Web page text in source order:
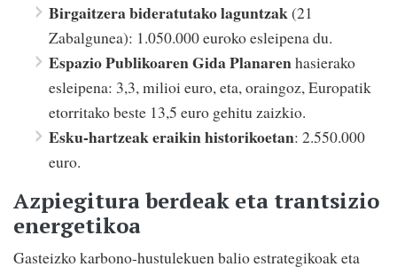
Birgaitzera bideratutako laguntzak(21
Zabalgunea): 1.050.000 euroko esleipena du.
Espazio Publikoaren Gida Planarenhasierako
esleipena: 3,3, milioi euro, eta, oraingoz, Europatik
etorritako beste 13,5 euro gehitu zaizkio.
Esku-hartzeak eraikin historikoetan: 2.550.000
euro.
Azpiegitura berdeak eta trantsizio
energetikoa
Gasteizko karbono-hustulekuen balio estrategikoak eta